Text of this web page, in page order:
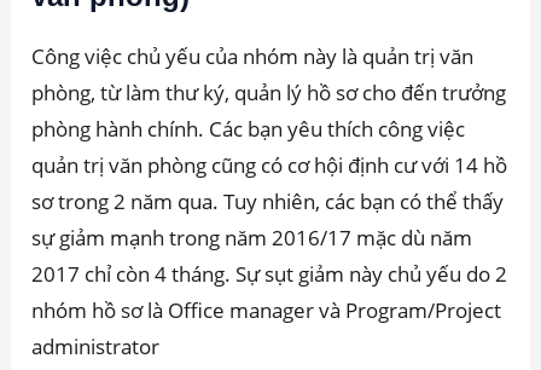
Công việc chủ yếu của nhóm này là quản trị văn
phòng, từ làm thư ký, quản lý hồ sơ cho đến trưởng
phòng hành chính. Các bạn yêu thích công việc
quản trị văn phòng cũng có cơ hội định cư với 14 hồ
sơ trong 2 năm qua. Tuy nhiên, các bạn có thể thấy
sự giảm mạnh trong năm 2016/17 mặc dù năm
2017 chỉ còn 4 tháng. Sự sụt giảm này chủ yếu do 2
nhóm hồ sơ là Office manager và Program/Project
administrator